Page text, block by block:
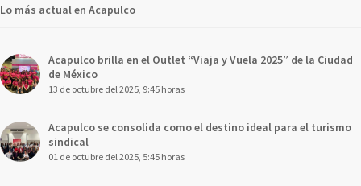
Lo más actual en Acapulco
Acapulco brilla en el Outlet “Viaja y Vuela 2025” de la Ciudad
de México
13 de octubre del 2025, 9:45 horas
Acapulco se consolida como el destino ideal para el turismo
sindical
01 de octubre del 2025, 5:45 horas